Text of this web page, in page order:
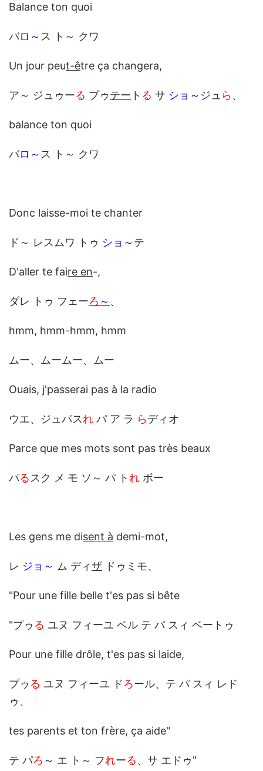
Balance ton quoi
バロ～ ス ト～ クワ
Un jour peut-être ça changera,
ア～ ジュゥーる プゥテー ト る サ ショ～ ジュ ら、
balance ton quoi
バロ～ ス ト～ クワ
Donc laisse-moi te chanter
ド～ レスムワ トゥ ショ～ テ
D'aller te faire en-,
ダレ トゥ フェーろ ～ 、
hmm, hmm-hmm, hmm
ムー、ムームー、ムー
Ouais, j'passerai pas à la radio
ウエ、ジュパスれ パ ア ラ らディオ
Parce que mes mots sont pas très beaux
パるスク メ モ ソ～ パ トれ ボー
Les gens me disent à demi-mot,
レ ジョ～ ム ディザ ドゥミモ、
"Pour une fille belle t'es pas si bête
"プゥ る ユヌ フィーユ ベル テ パ スィ ベートゥ
Pour une fille drôle, t'es pas si laide,
プゥ る ユヌ フィーユ ドろール、テ パ スィ レド
ゥ、
tes parents et ton frère, ça aide"
テ パろ ～ エ ト～ フれーる、サ エドゥ"